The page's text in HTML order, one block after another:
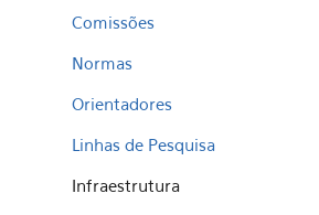
Comissões
Normas
Orientadores
Linhas de Pesquisa
Infraestrutura